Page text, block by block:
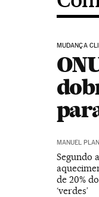
MUDANÇA
MANUEL
Segundo
de 20%
‘verdes’